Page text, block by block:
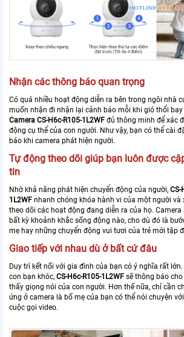
Nhận các thông báo quan trọng
Có quá nhiều hoạt động diễn ra bên trong ngôi nhà
muốn nhận đi nhận lại cảnh báo mỗi khi gió thổi
Camera CS-H6c-R105-1L2WF đủ thông minh để xác
động cụ thể của con người. Như vậy, bạn có thể cài
báo khi camera phát hiện người.
Tự động theo dõi giúp bạn luôn được
tin
Nhờ khả năng phát hiện chuyển động của người, CS-
1L2WF nhanh chóng khóa hành vi của một người và
theo dõi các hoạt động đang diễn ra của họ. Camera
bất kỳ khoảnh khắc sống động nào, cho dù đó là
mẹ hay những chuyển động vui tươi của trẻ mới tập
Giao tiếp với nhau dù ở bất cứ đâu
Duy trì kết nối với gia đình của bạn có ý nghĩa rất
con bạn khóc, CS-H6c-R105-1L2WF sẽ thông báo
thấy giọng nói của con người. Hơn thế nữa, chỉ cần
ứng ở camera là bố mẹ của bạn có thể nói chuyện
cuộc gọi video.